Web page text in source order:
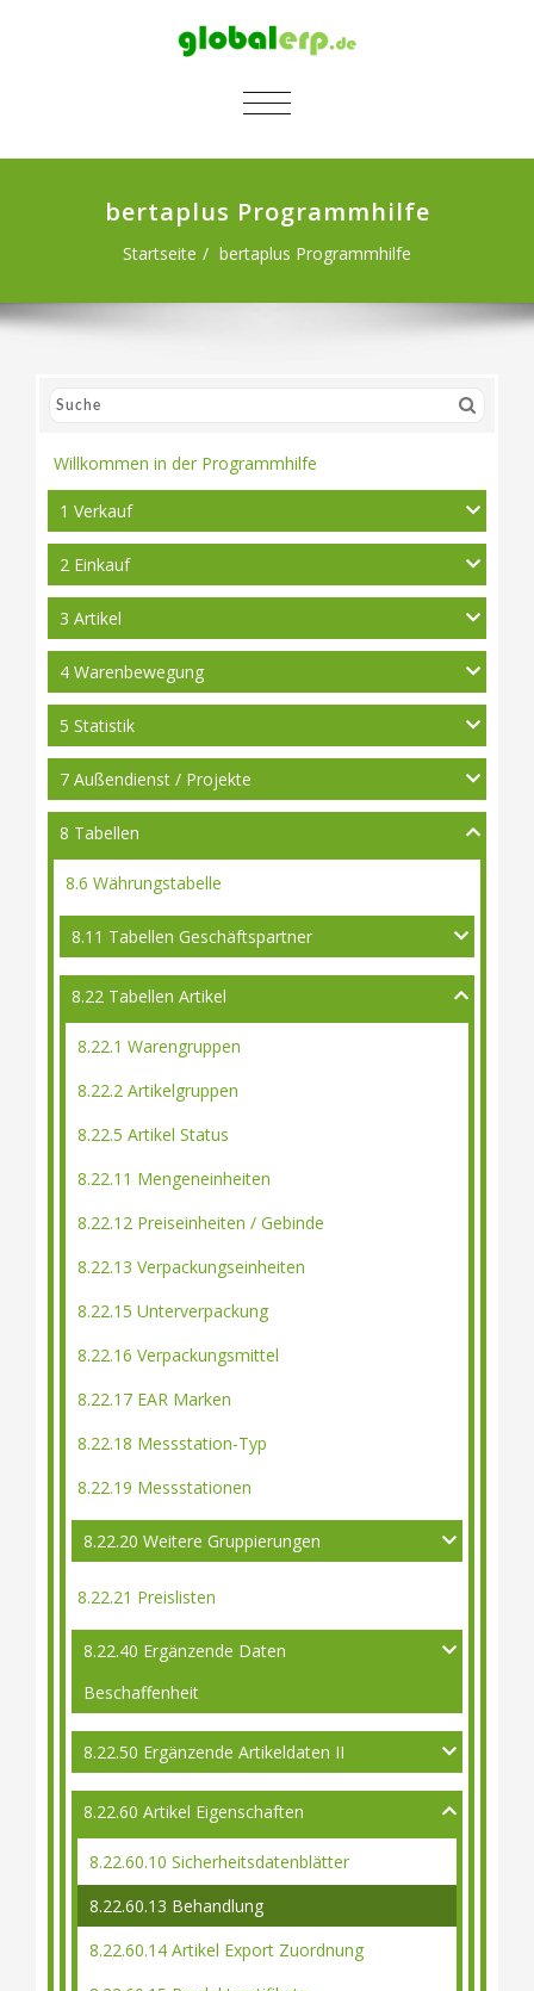
SCHALTE NAVIGATION
bertaplus Programmhilfe
Startseite bertaplus Programmhilfe
Willkommen in der Programmhilfe
1 Verkauf
2 Einkauf
3 Artikel
4 Warenbewegung
5 Statistik
7 Außendienst / Projekte
8 Tabellen
8.6 Währungstabelle
8.11 Tabellen Geschäftspartner
8.22 Tabellen Artikel
8.22.1 Warengruppen
8.22.2 Artikelgruppen
8.22.5 Artikel Status
8.22.11 Mengeneinheiten
8.22.12 Preiseinheiten / Gebinde
8.22.13 Verpackungseinheiten
8.22.15 Unterverpackung
8.22.16 Verpackungsmittel
8.22.17 EAR Marken
8.22.18 Messstation-Typ
8.22.19 Messstationen
8.22.20 Weitere Gruppierungen
8.22.21 Preislisten
8.22.40 Ergänzende Daten
Beschaffenheit
8.22.50 Ergänzende Artikeldaten II
8.22.60 Artikel Eigenschaften
8.22.60.10 Sicherheitsdatenblätter
8.22.60.13 Behandlung
8.22.60.14 Artikel Export Zuordnung